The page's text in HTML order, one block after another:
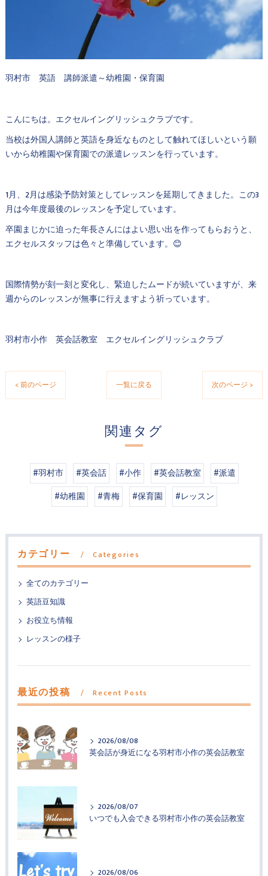
羽村市 英語 講師派遣～幼稚園・保育園
こんにちは。エクセルイングリッシュクラブです。
当校は外国人講師と英語を身近なものとして触れてほしいという願
いから幼稚園や保育園での派遣レッスンを行っています。
1月、2月は感染予防対策としてレッスンを延期してきました。この3
月は今年度最後のレッスンを予定しています。
卒園まじかに迫った年長さんにはよい思い出を作ってもらおうと、
エクセルスタッフは色々と準備しています。😊
国際情勢が刻一刻と変化し、緊迫したムードが続いていますが、来
週からのレッスンが無事に行えますよう祈っています。
羽村市小作 英会話教室 エクセルイングリッシュクラブ
< 前のページ 一覧に戻る 次のページ >
関連タグ
#羽村市 #英会話 #小作 #英会話教室
#派遣
#幼稚園
#青梅 #保育園 #レッスン
カテゴリー Categories
全てのカテゴリー
英語豆知識
お役立ち情報
レッスンの様子
最近の投稿 Recent Posts
2026/08/08
英会話が身近になる羽村市小作の英会話教室
2026/08/07
いつでも入会できる羽村市小作の英会話教室
2026/08/06